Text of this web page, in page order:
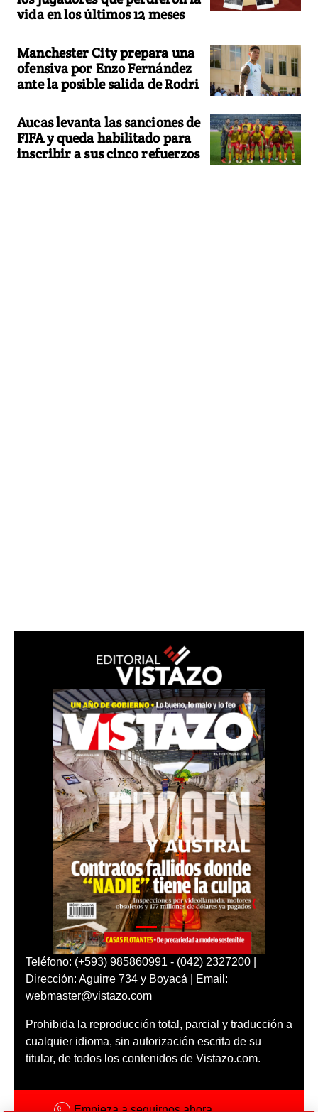
vida en los últimos 12 meses
Manchester City prepara una
ofensiva por Enzo Fernández
ante la posible salida de Rodri
Aucas levanta las sanciones de
FIFA y queda habilitado para
inscribir a sus cinco refuerzos
Teléfono: (+593) 985860991 - (042) 2327200 |
Dirección: Aguirre 734 y Boyacá | Email:
webmaster@vistazo.com
Prohibida la reproducción total, parcial y traducción a
cualquier idioma, sin autorización escrita de su
titular, de todos los contenidos de Vistazo.com.
Empieza a seguirnos ahora